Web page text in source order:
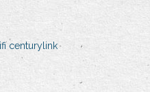
centurylink